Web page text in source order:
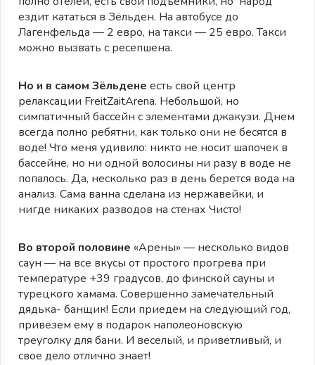
ездит кататься в Зёльден. На автобусе до
Лагенфельда — 2 евро, на такси — 25 евро. Такси
можно вызвать с ресепшена.
Но и в самом Зёльдене есть свой центр
релаксации FreitZaitArena. Небольшой, но
симпатичный бассейн с элементами джакузи. Днем
всегда полно ребятни, как только они не бесятся в
воде! Что меня удивило: никто не носит шапочек в
бассейне, но ни одной волосины ни разу в воде не
попалось. Да, несколько раз в день берется вода на
анализ. Сама ванна сделана из нержавейки, и
нигде никаких разводов на стенах Чисто!
Во второй половине «Арены» — несколько видов
саун — на все вкусы от простого прогрева при
температуре +39 градусов, до финской сауны и
турецкого хамама. Совершенно замечательный
дядька- банщик! Если приедем на следующий год,
привезем ему в подарок наполеоновскую
треуголку для бани. И веселый, и приветливый, и
свое дело отлично знает!